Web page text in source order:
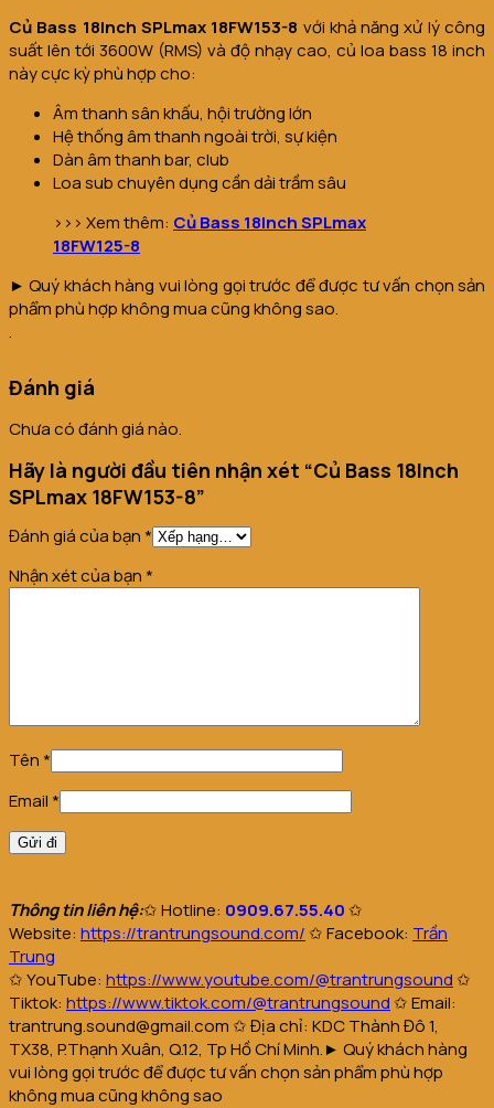
Củ Bass 18Inch SPLmax 18FW153-8 với khả năng xử lý công
suất lên tới 3600W (RMS) và độ nhạy cao, củ loa bass 18 inch
này cực kỳ phù hợp cho:
Âm thanh sân khấu, hội trường lớn
Hệ thống âm thanh ngoài trời, sự kiện
Dàn âm thanh bar, club
Loa sub chuyên dụng cần dải trầm sâu
>>> Xem thêm: Củ Bass 18Inch SPLmax
18FW125-8
► Quý khách hàng vui lòng gọi trước để được tư vấn chọn sản
phẩm phù hợp không mua cũng không sao.
.
Đánh giá
Chưa có đánh giá nào.
Hãy là người đầu tiên nhận xét “Củ Bass 18Inch
SPLmax 18FW153-8”
Đánh giá của bạn *
Nhận xét của bạn *
Tên *
Email *
Thông tin liên hệ:✩Hotline: 0909.67.55.40✩
Website: https://trantrungsound.com/✩Facebook: Trần
Trung
✩YouTube: https://www.youtube.com/@trantrungsound✩
Tiktok: https://www.tiktok.com/@trantrungsound✩Email:
trantrung.sound@gmail.com✩Địa chỉ: KDC Thành Đô 1,
TX38, P.Thạnh Xuân, Q.12, Tp Hồ Chí Minh.► Quý khách hàng
vui lòng gọi trước để được tư vấn chọn sản phẩm phù hợp
không mua cũng không sao